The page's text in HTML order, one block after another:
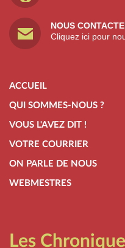
NOUS
Cliquez ici pour
ACCUEIL
QUI SOMMES-NOUS ?
VOUS L'AVEZ DIT !
VOTRE COURRIER
ON PARLE DE NOUS
WEBMESTRES
Les